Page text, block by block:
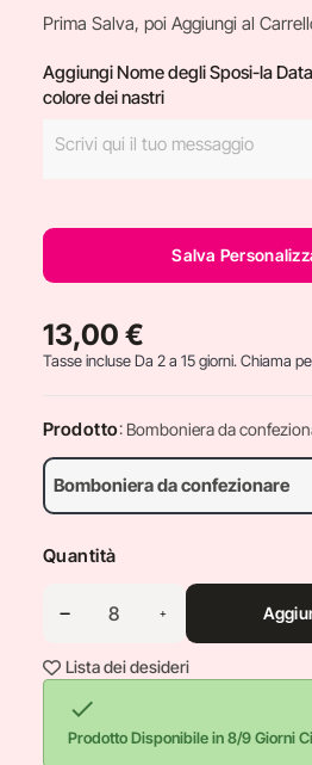
Prima Salva, poi Aggiungi al
Aggiungi Nome degli Sposi-la
colore dei nastri
Salva
13,00 €
Tasse incluseDa 2 a 15 giorni. Chiama
Prodotto: Bomboniera da
Quantità
Lista dei desideri

Prodotto Disponibile in 8/9 Giorni